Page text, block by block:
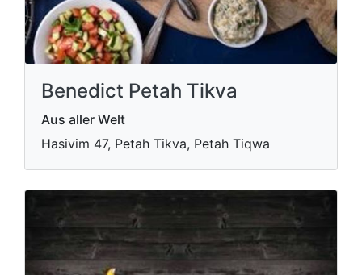
Benedict Petah Tikva
Aus aller Welt
Hasivim 47, Petah Tikva, Petah Tiqwa